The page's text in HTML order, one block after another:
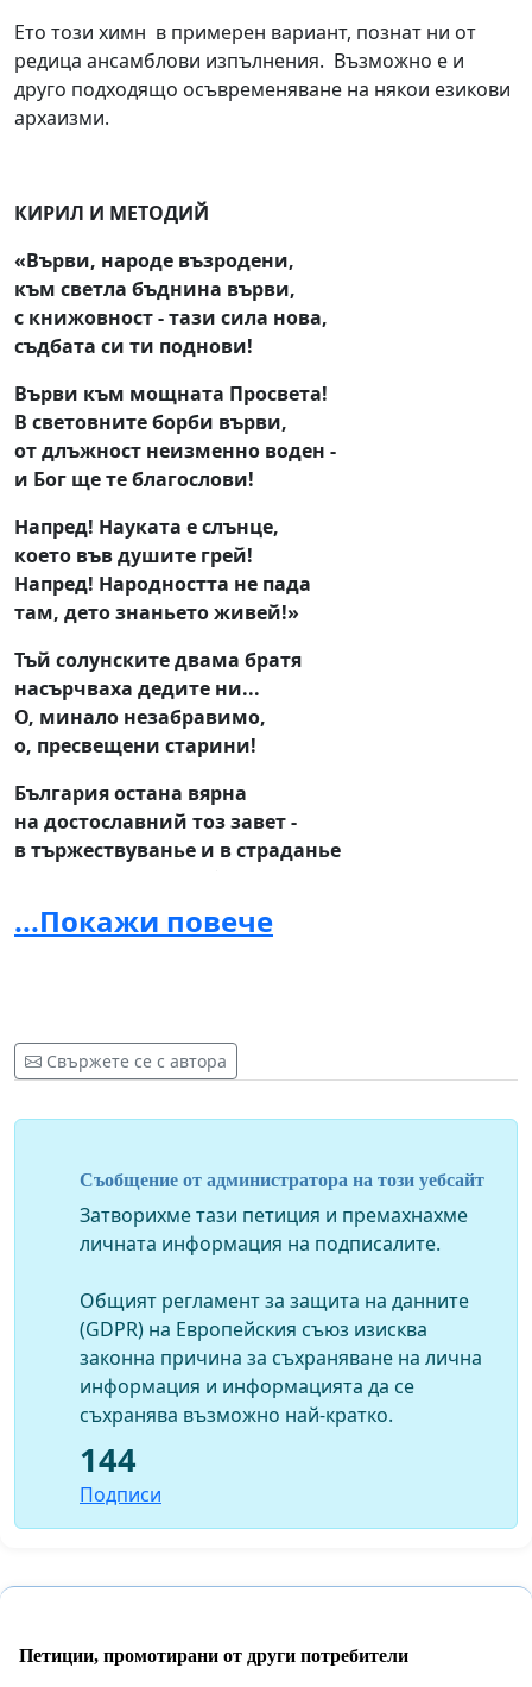
Ето този химн в примерен вариант, познат ни от
редица ансамблови изпълнения. Възможно е и
друго подходящо осъвременяване на някои езикови
архаизми.
КИРИЛ И МЕТОДИЙ
«Върви, народе възродени,
към светла бъднина върви,
с книжовност - тази сила нова,
съдбата си ти поднови!
Върви към мощната Просвета!
В световните борби върви,
от длъжност неизменно воден -
и Бог ще те благослови!
Напред! Науката е слънце,
което във душите грей!
Напред! Народността не пада
там, дето знаньето живей!»
Тъй солунските двама братя
насърчваха дедите ни...
О, минало незабравимо,
о, пресвещени старини!
България остана вярна
на достославний тоз завет -
в тържествуванье и в страданье
Бъдете преблагословени,
Химн за всеки един и за всички заедно?
Време е!
Никола Инджов, писател
...Покажи повече
Свържете се с автора
Съобщение от администратора на този уебсайт
Затворихме тази петиция и премахнахме
личната информация на подписалите.
Общият регламент за защита на данните
(GDPR) на Европейския съюз изисква
законна причина за съхраняване на лична
информация и информацията да се
съхранява възможно най-кратко.
144
Подписи
Петиции, промотирани от други потребители